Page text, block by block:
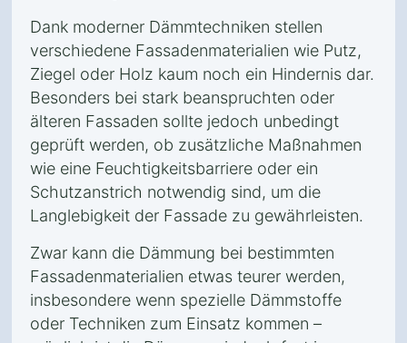
Dank moderner Dämmtechniken stellen
verschiedene Fassadenmaterialien wie Putz,
Ziegel oder Holz kaum noch ein Hindernis dar.
Besonders bei stark beanspruchten oder
älteren Fassaden sollte jedoch unbedingt
geprüft werden, ob zusätzliche Maßnahmen
wie eine Feuchtigkeitsbarriere oder ein
Schutzanstrich notwendig sind, um die
Langlebigkeit der Fassade zu gewährleisten.
Zwar kann die Dämmung bei bestimmten
Fassadenmaterialien etwas teurer werden,
insbesondere wenn spezielle Dämmstoffe
oder Techniken zum Einsatz kommen –